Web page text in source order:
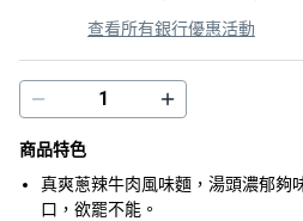
查看所有銀行優惠活動
商品特色
真爽蔥辣牛肉風味麵，湯頭濃郁夠
口，欲罷不能。